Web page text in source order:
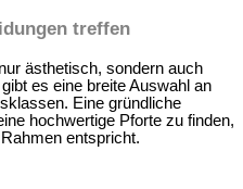
treffen
ästhetisch, sondern auch
es eine breite Auswahl an
Eine gründliche
hochwertige Pforte zu finden,
entspricht.